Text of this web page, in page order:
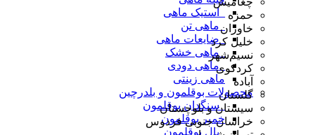
_استیک ماهی
_ماهی تن
_ضایعات ماهی
_ماهی خشک
_ماهی دودی
ماهی زینتی
محصولات بوقلمون و بلدرچین
_سنگدان بوقلمون
خمیر بوقلمون
_بال بوقلمون
حمزه
خاوران
خلیل کرد
نسیم‌شهر
کردکوی
آباده
گلستان
سیستان و بلوچستان
خراسان جنوبی فردوس